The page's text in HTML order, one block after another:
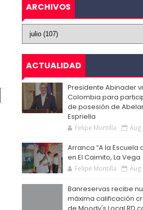
ARCHIVOS
ACTUALIDAD
Presidente Abinader
Colombia para
de posesión de
Espriella
Felipe Montilla Aug
Arranca “A la Escuela
en El Caimito, La Vega
Felipe Montilla Aug
Banreservas recibe
máxima calificación
de Moody's Local RD